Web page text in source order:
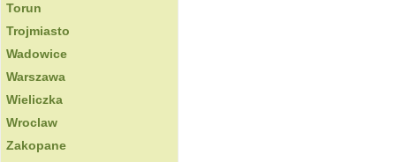
Torun
Trojmiasto
Wadowice
Warszawa
Wieliczka
Wroclaw
Zakopane